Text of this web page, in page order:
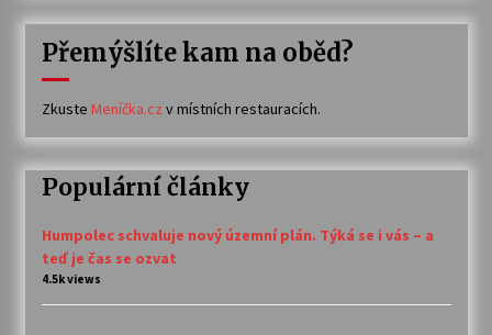
Přemýšlíte kam na oběd?
Zkuste Meníčka.cz v místních restauracích.
Populární články
Humpolec schvaluje nový územní plán. Týká se i vás – a
teď je čas se ozvat
4.5k views